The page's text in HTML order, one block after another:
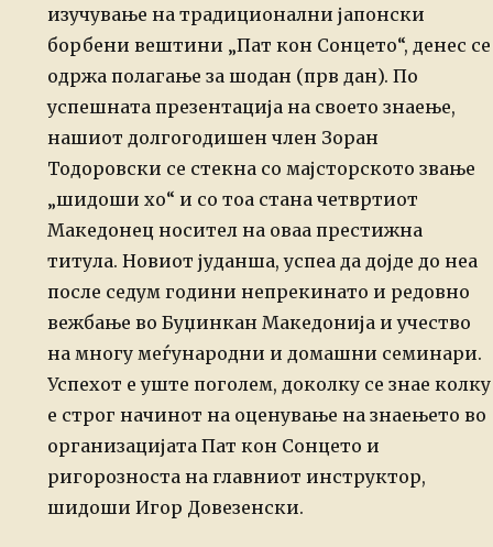
изучување на традиционални јапонски
борбени вештини „Пат кон Сонцето“, денес се
одржа полагање за шодан (прв дан). По
успешната презентација на своето знаење,
нашиот долгогодишен член Зоран
Тодоровски се стекна со мајсторското звање
„шидоши хо“ и со тоа стана четвртиот
Македонец носител на оваа престижна
титула. Новиот јуданша, успеа да дојде до неа
после седум години непрекинато и редовно
вежбање во Буџинкан Македонија и учество
на многу меѓународни и домашни семинари.
Успехот е уште поголем, доколку се знае колку
е строг начинот на оценување на знаењето во
организацијата Пат кон Сонцето и
ригорозноста на главниот инструктор,
шидоши Игор Довезенски.